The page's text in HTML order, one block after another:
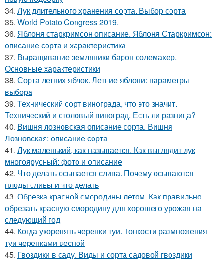
34. Лук длительного хранения сорта. Выбор сорта
35. World Potato Congress 2019.
36. Яблоня старкримсон описание. Яблоня Старкримсон:
описание сорта и характеристика
37. Выращивание земляники барон солемахер.
Основные характеристики
38. Сорта летних яблок. Летние яблони: параметры
выбора
39. Технический сорт винограда, что это значит.
Технический и столовый виноград. Есть ли разница?
40. Вишня лозновская описание сорта. Вишня
Лозновская: описание сорта
41. Лук маленький, как называется. Как выглядит лук
многоярусный: фото и описание
42. Что делать осыпается слива. Почему осыпаются
плоды сливы и что делать
43. Обрезка красной смородины летом. Как правильно
обрезать красную смородину для хорошего урожая на
следующий год
44. Когда укоренять черенки туи. Тонкости размножения
туи черенками весной
45. Гвоздики в саду. Виды и сорта садовой гвоздики